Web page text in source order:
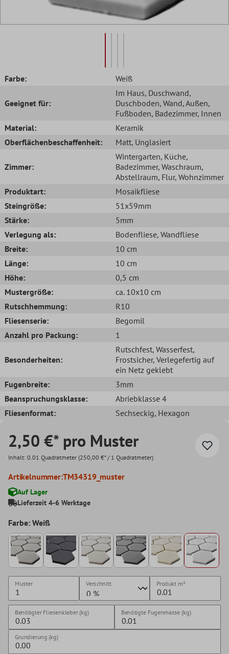
Farbe: Weiß
Geeignet für:
Im Haus, Duschwand,
Duschboden, Wand, Außen,
Fußboden, Badezimmer, Innen
Material:
Keramik
Oberflächenbeschaffenheit:
Matt, Unglasiert
Zimmer:
Wintergarten, Küche,
Badezimmer, Waschraum,
Abstellraum, Flur, Wohnzimmer
Produktart:
Mosaikfliese
Steingröße:
51x59mm
Stärke:
5mm
Verlegung als:
Bodenfliese, Wandfliese
Breite:
10 cm
Länge:
10 cm
Höhe:
0,5 cm
Mustergröße:
ca. 10x10 cm
Rutschhemmung:
R10
Fliesenserie:
Begomil
Anzahl pro Packung:
1
Besonderheiten:
Rutschfest, Wasserfest,
Frostsicher, Verlegefertig auf
ein Netz geklebt
Fugenbreite:
3mm
Beanspruchungsklasse:
Abriebklasse 4
Fliesenformat:
Sechseckig, Hexagon
2,50 €* pro Muster
Inhalt: 0.01 Quadratmeter (250,00 €* / 1 Quadratmeter)
Artikelnummer:TM34319_muster
Auf Lager
Lieferzeit 4-6 Werktage
Farbe: Weiß
Muster Verschnitt Produkt m²
Benötigter Fliesenkleber (kg) Benötigte Fugenmasse (kg)
Grundierung (kg)